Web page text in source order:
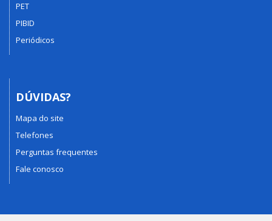
PET
PIBID
Periódicos
DÚVIDAS?
Mapa do site
Telefones
Perguntas frequentes
Fale conosco